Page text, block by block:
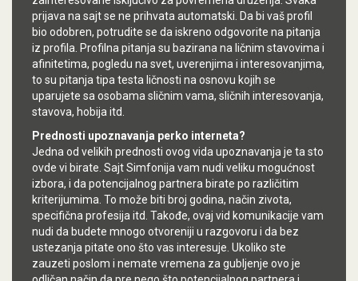
prijava na sajt se ne prihvata automatski. Da bi vaš profil
bio odobren, potrudite se da iskreno odgovorite na pitanja
iz profila. Profilna pitanja su bazirana na ličnim stavovima i
afinitetima, pogledu na svet, uverenjima i interesovanjima,
to su pitanja tipa testa ličnosti na osnovu kojih se
uparujete sa osobama sličnim vama, sličnih interesovanja,
stavova, hobija itd.
Prednosti upoznavanja perko interneta?
Jedna od velikih prednosti ovog vida upoznavanja je ta sto
ovde vi birate. Sajt Simfonija vam nudi veliku mogućnost
izbora, i da potencijalnog partnera birate po različitim
kriterijumima. To može biti broj godina, način zivota,
specifična profesija itd. Takođe, ovaj vid komunikacije vam
nudi da budete mnogo otvoreniji u razgovoru i da bez
ustezanja pitate ono što vas interesuje. Ukoliko ste
zauzeti poslom i nemate vremena za gubljenje ovo je